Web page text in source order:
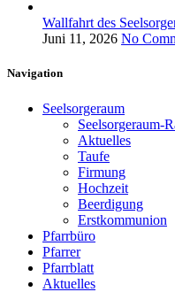
Wallfahrt des
Juni 11, 2026 No
Navigation
Seelsorgeraum
Seelsorgeraum-
Aktuelles
Taufe
Firmung
Hochzeit
Beerdigung
Erstkommunion
Pfarrbüro
Pfarrer
Pfarrblatt
Aktuelles